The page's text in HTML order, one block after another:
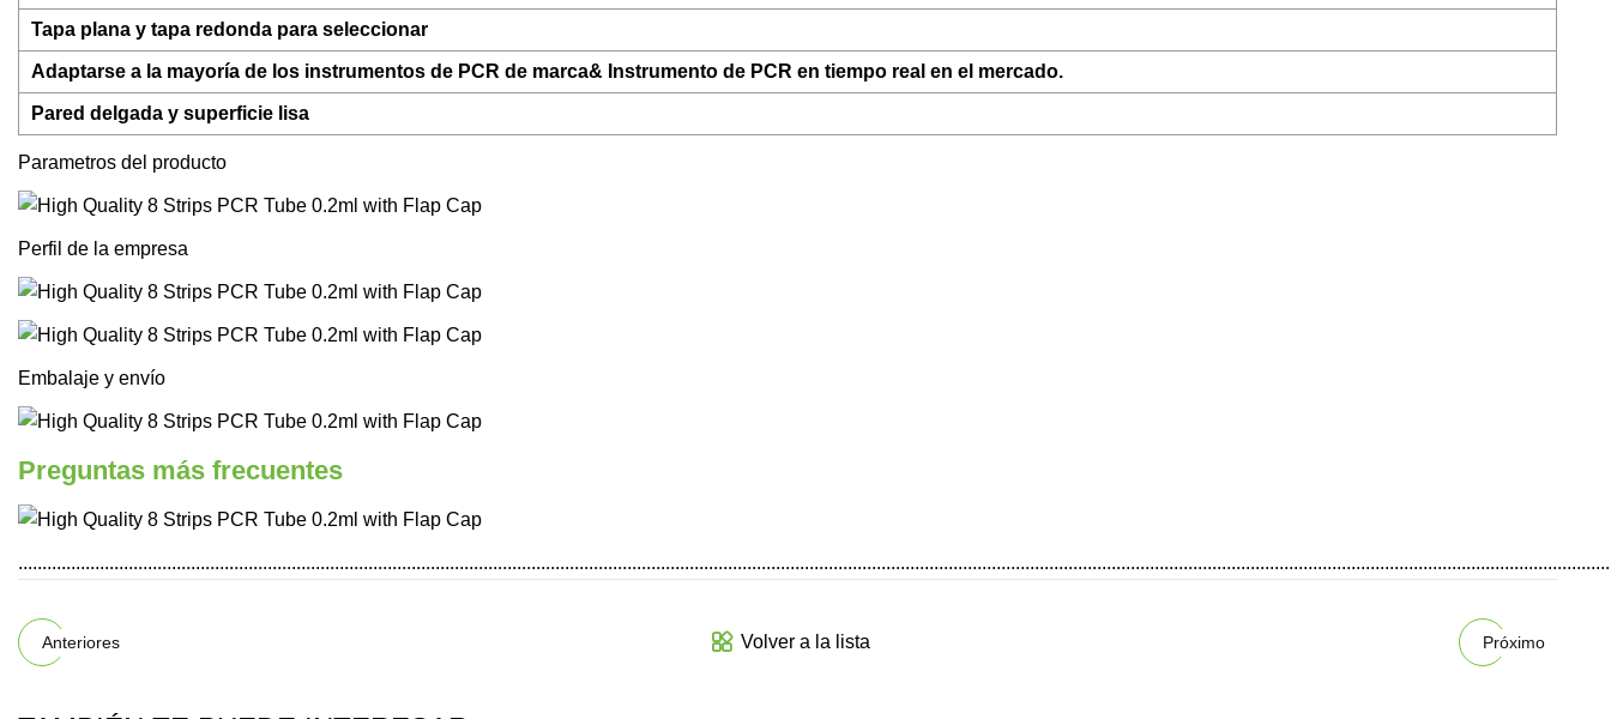
Tapa plana y tapa redonda para seleccionar
Adaptarse a la mayoría de los instrumentos de PCR de marca& Instrumento de PCR en tiempo real en el mercado.
Pared delgada y superficie lisa
Parametros del producto
Perfil de la empresa
Embalaje y envío
Preguntas más frecuentes
Anteriores Volver a la lista Próximo